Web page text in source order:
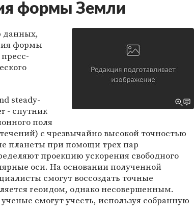
формы Земли
данных,
формы
steady-
- спутник
поля
с чрезвычайно высокой точностью
планеты при помощи трех пар
проекцию ускорения свободного
оси. На основании полученной
смогут воссоздать точные
геоидом, однако несовершенным.
смогут учесть, используя собранную